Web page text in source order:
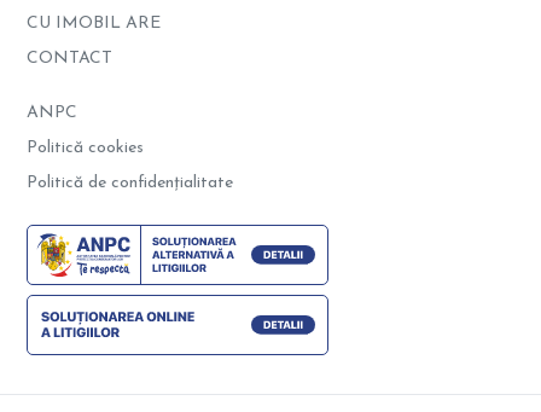
CU IMOBIL ARE
CONTACT
ANPC
Politică cookies
Politică de confidențialitate